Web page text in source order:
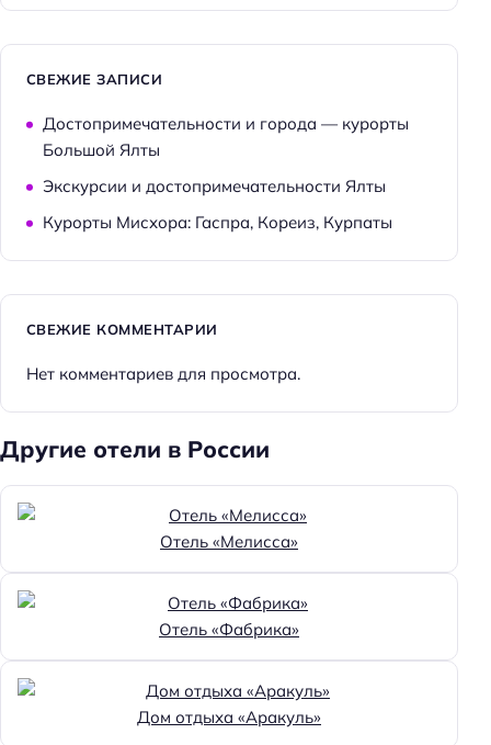
СВЕЖИЕ ЗАПИСИ
Достопримечательности и города — курорты
Большой Ялты
Экскурсии и достопримечательности Ялты
Курорты Мисхора: Гаспра, Кореиз, Курпаты
СВЕЖИЕ КОММЕНТАРИИ
Нет комментариев для просмотра.
Другие отели в России
Отель «Мелисса»
Отель «Фабрика»
Дом отдыха «Аракуль»